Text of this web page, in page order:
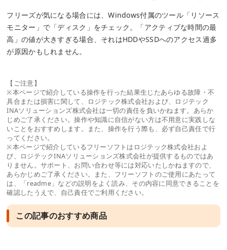
フリーズが気になる場合には、Windows付属のツール「リソース
モニター」で「ディスク」をチェック。「アクティブな時間の最
高」の値が大きすぎる場合、それはHDDやSSDへのアクセス過多
が原因かもしれません。
【ご注意】
※本ページで紹介している操作を行った結果生じたあらゆる故障・不
具合または損害に関して、ロジテック株式会社および、ロジテック
INAソリューションズ株式会社は一切の責任を負いかねます。あらか
じめご了承ください。操作や知識に自信がない方は不用意に実践しな
いことをおすすめします。また、操作を行う際も、必ず自己責任で行
ってください。
※本ページで紹介しているフリーソフトはロジテック株式会社およ
び、ロジテックINAソリューションズ株式会社が提供するものではあ
りません。サポート、お問い合わせ等には対応いたしかねますので、
あらかじめご了承ください。また、フリーソフトのご使用にあたって
は、「readme」などの説明をよく読み、その内容に同意できることを
確認したうえで、自己責任でご利用ください。
この記事のおすすめ商品